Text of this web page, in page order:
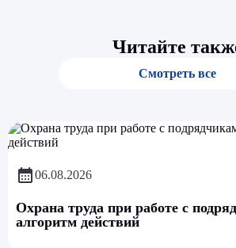
Читайте
Смотреть все
06.08.2026
Охрана труда при работе с
алгоритм действий